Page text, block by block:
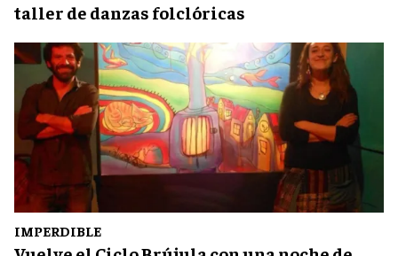
taller de danzas folclóricas
IMPERDIBLE